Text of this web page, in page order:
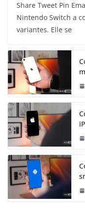
Share Tweet Pin
Nintendo Switch a
variantes. Elle se